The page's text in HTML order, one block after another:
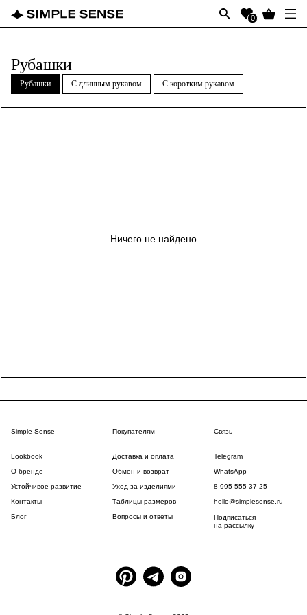
0
Рубашки
Рубашки С длинным рукавом С коротким рукавом
Ничего не найдено
Simple Sense Покупателям Связь
Lookbook
О бренде
Устойчивое развитие
Контакты
Блог
Доставка и оплата
Обмен и возврат
Уход за изделиями
Таблицы размеров
Вопросы и ответы
Telegram
WhatsApp
8 995 555-37-25
Подписаться
на рассылку
hello@simplesense.ru